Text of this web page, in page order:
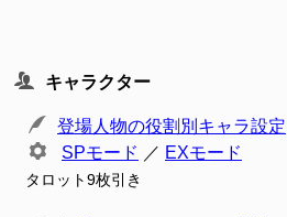
キャラクター
登場人物の役割別キャラ設定
SPモード ／ EXモード
タロット9枚引き